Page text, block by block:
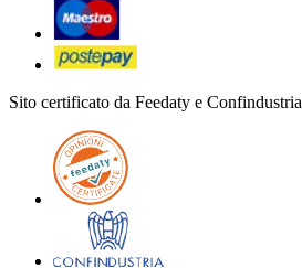
Sito certificato da Feedaty e Confindustria